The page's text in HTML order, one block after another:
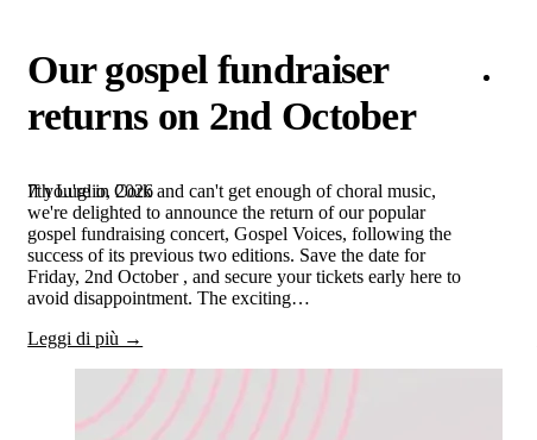
Our gospel fundraiser
returns on 2nd October
7th Luglio, 2026
If you're in Cork and can't get enough of choral music,
we're delighted to announce the return of our popular
gospel fundraising concert, Gospel Voices, following the
success of its previous two editions. Save the date for
Friday, 2nd October , and secure your tickets early here to
avoid disappointment. The exciting…
Leggi di più →